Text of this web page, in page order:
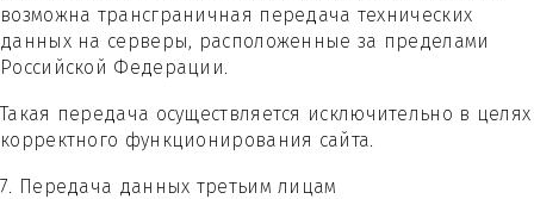
возможна трансграничная передача технических
данных на серверы, расположенные за пределами
Российской Федерации.
Такая передача осуществляется исключительно в целях
корректного функционирования сайта.
7. Передача данных третьим лицам